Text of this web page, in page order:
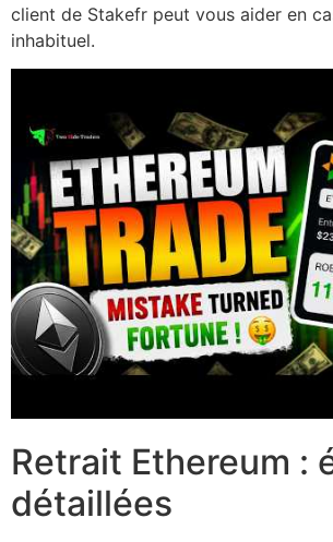
client de Stakefr peut vous aider en
inhabituel.
Retrait Ethereum :
détaillées